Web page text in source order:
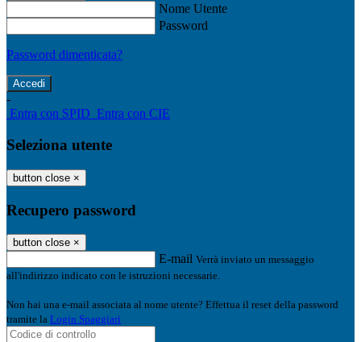
Nome Utente
Password
Password dimenticata?
-
Entra con SPID Entra con CIE
Seleziona utente
button close ×
Recupero password
button close ×
E-mail Verrà inviato un messaggio
all'indirizzo indicato con le istruzioni necessarie.
Non hai una e-mail associata al nome utente? Effettua il reset della password
tramite la Login Spaggiari